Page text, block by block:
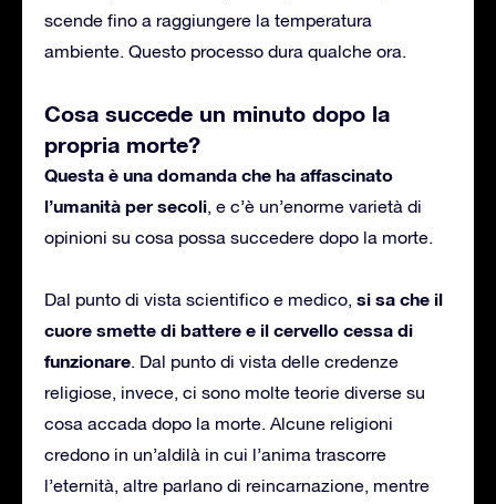
scende fino a raggiungere la temperatura
ambiente. Questo processo dura qualche ora.
Cosa succede un minuto dopo la
propria morte?
Questa è una domanda che ha affascinato
l’umanità per secoli, e c’è un’enorme varietà di
opinioni su cosa possa succedere dopo la morte.
Dal punto di vista scientifico e medico, si sa che il
cuore smette di battere e il cervello cessa di
funzionare. Dal punto di vista delle credenze
religiose, invece, ci sono molte teorie diverse su
cosa accada dopo la morte. Alcune religioni
credono in un’aldilà in cui l’anima trascorre
l’eternità, altre parlano di reincarnazione, mentre